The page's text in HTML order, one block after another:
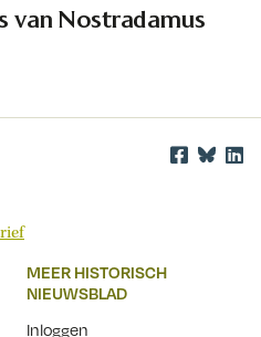
van Nostradamus
MEER HISTORISCH
NIEUWSBLAD
Inloggen